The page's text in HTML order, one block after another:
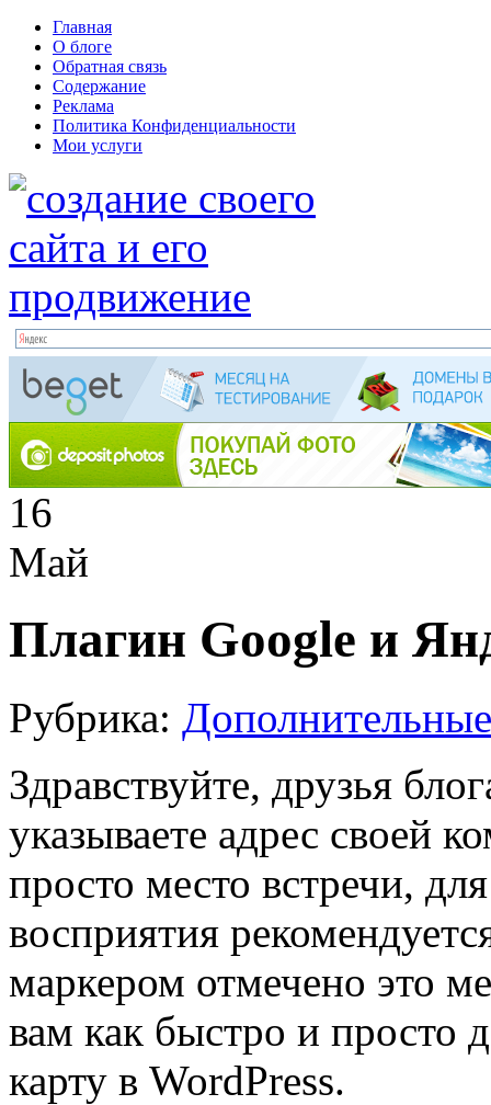
Главная
О блоге
Обратная связь
Содержание
Реклама
Политика Конфиденциальности
Мои услуги
16
Май
Плагин Google и
Рубрика:
Здравствуйте, друзья
указываете адрес своей
просто место встречи,
восприятия
маркером отмечено это
вам как быстро и просто
карту в WordPress.